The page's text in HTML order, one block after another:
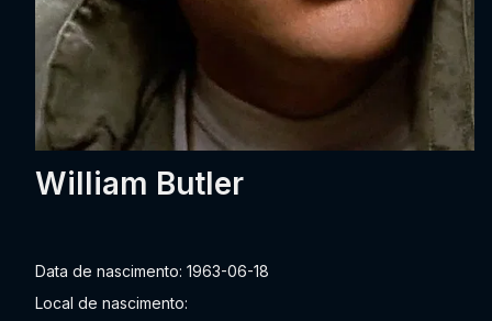
William Butler
Data de nascimento: 1963-06-18
Local de nascimento: